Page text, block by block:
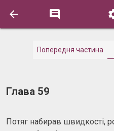
 
Попередня частина
Глава 59
Потяг набирав швидкості,